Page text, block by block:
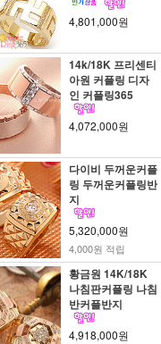
4,801,000원
14k/18K 프리센티
아원 커플링 디자
인 커플링365
4,072,000원
다이비 두꺼운커플
링 두꺼운커플링반
지
5,320,000원
4,000원 적립
황금원 14K/18K
나침판커플링 나침
반커플반지
4,918,000원